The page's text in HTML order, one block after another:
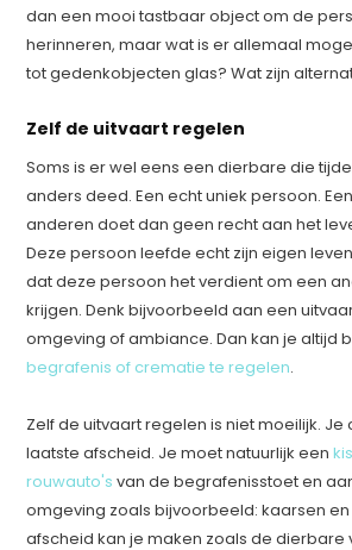
dan een mooi tastbaar object om de
herinneren, maar wat is er allemaal
tot gedenkobjecten glas? Wat zijn
Zelf de uitvaart regelen
Soms is er wel eens een dierbare die
anders deed. Een echt uniek persoon.
anderen doet dan geen recht aan het
Deze persoon leefde echt zijn eigen
dat deze persoon het verdient om een
krijgen. Denk bijvoorbeeld aan een
omgeving of ambiance. Dan kan je altijd
begrafenis of crematie te regelen.
Zelf de uitvaart regelen is niet moeilijk.
laatste afscheid. Je moet natuurlijk een
rouwauto's van de begrafenisstoet en
omgeving zoals bijvoorbeeld: kaarsen
afscheid kan je maken zoals de dierbare